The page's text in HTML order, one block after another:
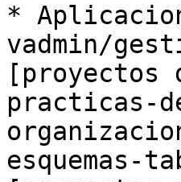
*
vadmin/
[proyectos
practicas-
esquemas-